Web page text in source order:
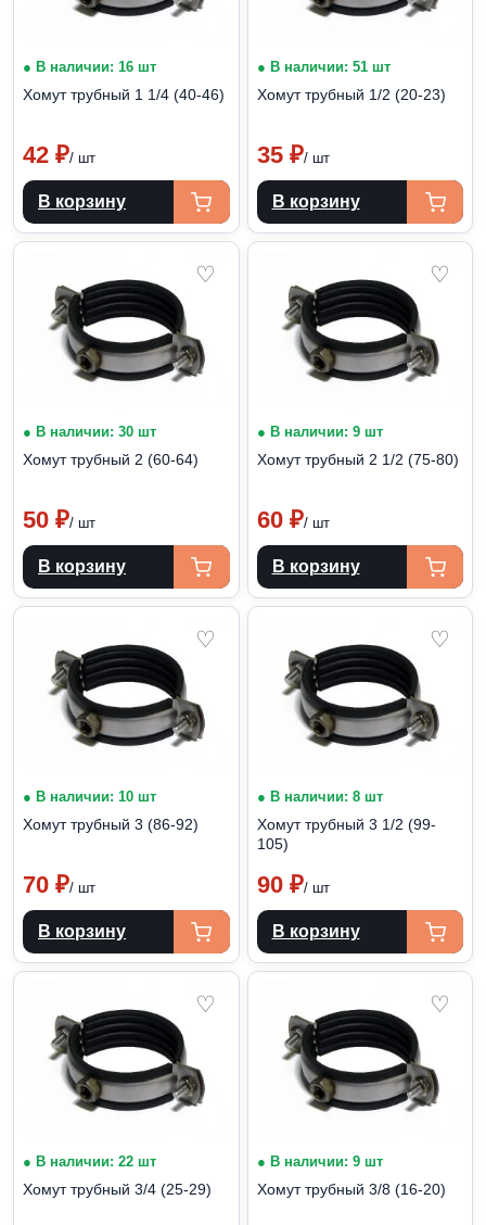
● В наличии: 16 шт
Хомут трубный 1 1/4 (40-46)
42 ₽/ шт
В корзину
● В наличии: 51 шт
Хомут трубный 1/2 (20-23)
35 ₽/ шт
В корзину
♡
● В наличии: 30 шт
Хомут трубный 2 (60-64)
50 ₽/ шт
В корзину
♡
● В наличии: 9 шт
Хомут трубный 2 1/2 (75-80)
60 ₽/ шт
В корзину
♡
● В наличии: 10 шт
Хомут трубный 3 (86-92)
70 ₽/ шт
В корзину
♡
● В наличии: 8 шт
Хомут трубный 3 1/2 (99-
105)
90 ₽/ шт
В корзину
♡
● В наличии: 22 шт
Хомут трубный 3/4 (25-29)
♡
● В наличии: 9 шт
Хомут трубный 3/8 (16-20)